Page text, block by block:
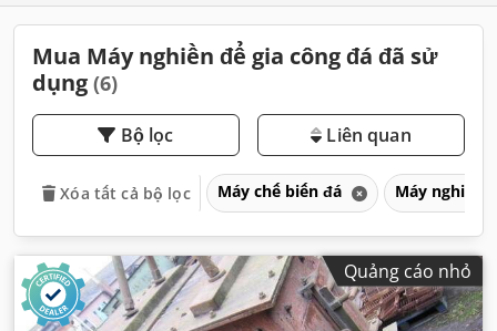
Mua Máy nghiền để gia công đá đã sử
dụng (6)
Bộ lọc Liên quan
Xóa tất cả bộ lọc Máy chế biến đá Máy nghiền
Quảng cáo nhỏ